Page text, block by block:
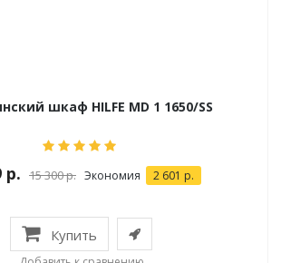
шкаф HILFE MD 1 1650/SS
р. 15 300 р. Экономия 2 601 р.
Купить